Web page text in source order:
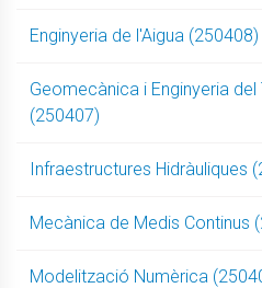
Enginyeria de l'Aigua (250408)
Geomecànica i Enginyeria del
(250407)
Infraestructures Hidràuliques
Mecànica de Medis Continus
Modelització Numèrica